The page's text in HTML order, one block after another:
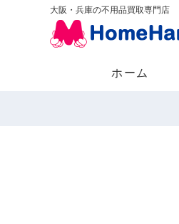
大阪・兵庫の不用品買取専門店
ホーム